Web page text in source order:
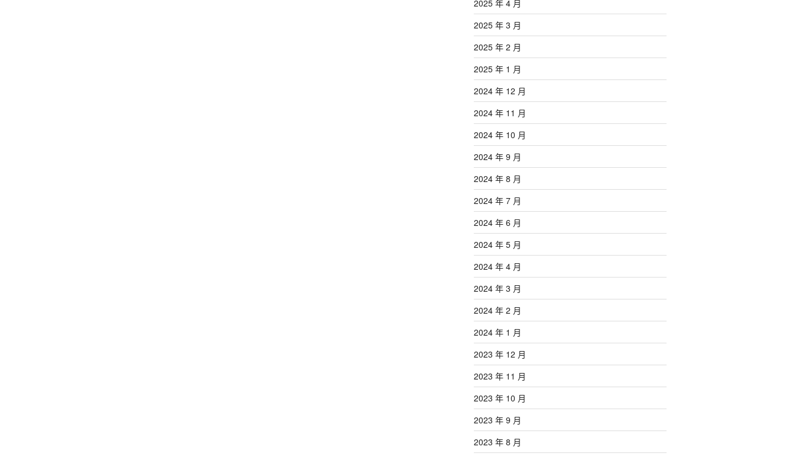
2025 年 4 月
2025 年 3 月
2025 年 2 月
2025 年 1 月
2024 年 12 月
2024 年 11 月
2024 年 10 月
2024 年 9 月
2024 年 8 月
2024 年 7 月
2024 年 6 月
2024 年 5 月
2024 年 4 月
2024 年 3 月
2024 年 2 月
2024 年 1 月
2023 年 12 月
2023 年 11 月
2023 年 10 月
2023 年 9 月
2023 年 8 月